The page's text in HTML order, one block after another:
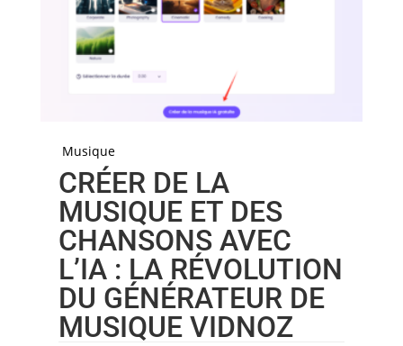
Musique
CRÉER DE LA
MUSIQUE ET DES
CHANSONS AVEC
L’IA : LA RÉVOLUTION
DU GÉNÉRATEUR DE
MUSIQUE VIDNOZ